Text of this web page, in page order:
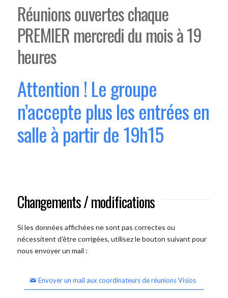
Réunions ouvertes chaque
PREMIER mercredi du mois à 19
heures
Attention ! Le groupe
n’accepte plus les entrées en
salle à partir de 19h15
Changements / modifications
Si les données affichées ne sont pas correctes ou
nécessitent d'être corrigées, utilisez le bouton suivant pour
nous envoyer un mail :
Envoyer un mail aux coordinateurs de réunions Visios